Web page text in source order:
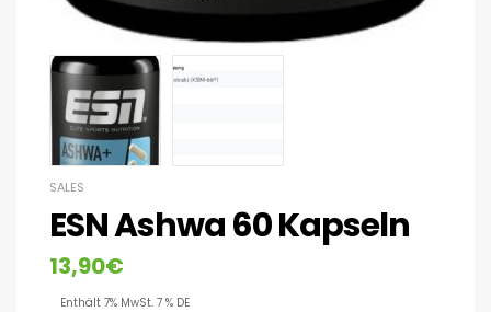
SALES
ESN Ashwa 60 Kapseln
13,90€
Enthält 7% MwSt. 7 % DE